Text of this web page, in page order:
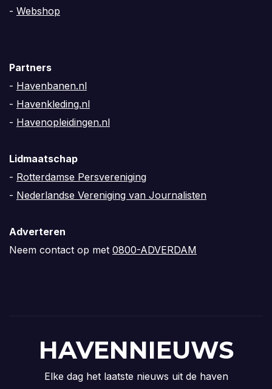
- Webshop
Partners
- Havenbanen.nl
- Havenkleding.nl
- Havenopleidingen.nl
Lidmaatschap
- Rotterdamse Persvereniging
- Nederlandse Vereniging van Journalisten
Adverteren
Neem contact op met 0800-ADVERDAM
HAVENNIEUWS
Elke dag het laatste nieuws uit de haven